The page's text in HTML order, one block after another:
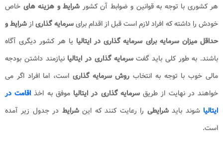
هر کشوری با توجه به قوانین و ضوابط آن کشور شرایط و هزینه های خاص
خودش را داشته که افراد لازم است قبل از اقدام برایسرمایه گذاریازشرایط و
حداقل میزان سرمایه برای سرمایه گذاری در ایتالیا یا هر کشور دیگری آگاه
باشند. به طور کلی باید گفتسرمایه گذاری در ایتالیا نیازمند داشتن بودجه
مالی خوب با توجه به انتخاب روش سرمایه گذاری است، اما افراد اگر می
خواهند در نهایت از طریقسرمایه گذاری در ایتالیا موفق به اخذ اقامت در
ایتالیا شوند بایدشرایطی را رعایت کنند که اینشرایط در جدول زیر آمده
است.